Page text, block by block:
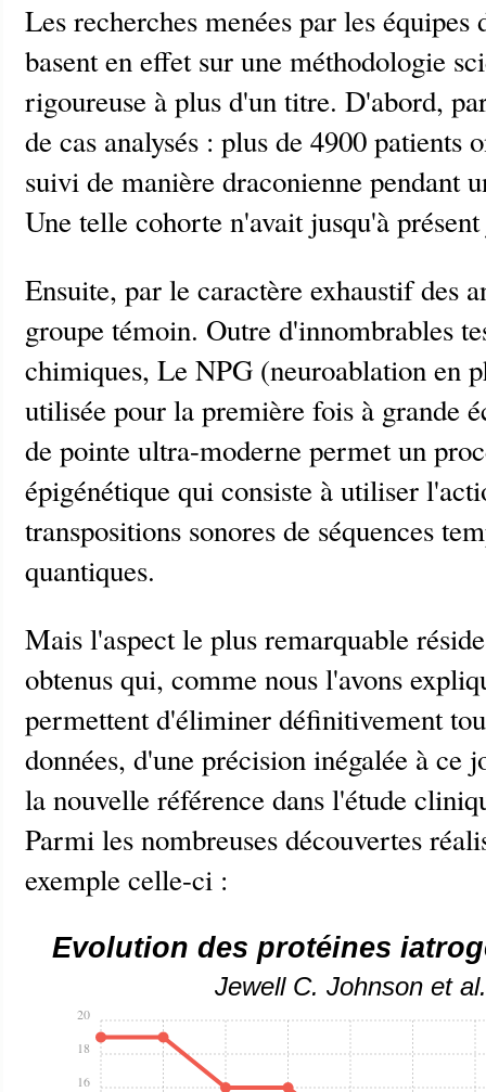
Les recherches menées par les équipes
basent en effet sur une méthodologie
rigoureuse à plus d'un titre. D'abord,
de cas analysés : plus de 4900 patients
suivi de manière draconienne pendant
Une telle cohorte n'avait jusqu'à
Ensuite, par le caractère exhaustif des
groupe témoin. Outre d'innombrables
chimiques, Le NPG (neuroablation en
utilisée pour la première fois à grande
de pointe ultra-moderne permet un
épigénétique qui consiste à utiliser
transpositions sonores de séquences
quantiques.
Mais l'aspect le plus remarquable
obtenus qui, comme nous l'avons
permettent d'éliminer définitivement
données, d'une précision inégalée à ce
la nouvelle référence dans l'étude
Parmi les nombreuses découvertes
exemple celle-ci :
Evolution des protéines
Jewell C. Johnson et
16
18
20